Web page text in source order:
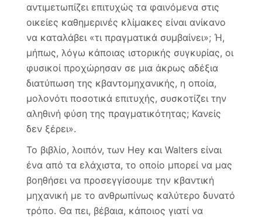
αντιμετωπίζει επιτυχώς τα φαινόμενα στις
οικείες καθημερινές κλίμακες είναι ανίκανο
να καταλάβει «τι πραγματικά συμβαίνει»; Ή,
μήπως, λόγω κάποιας ιστορικής συγκυρίας, οι
φυσικοί προχώρησαν σε μια άκρως αδέξια
διατύπωση της κβαντομηχανικής, η οποία,
μολονότι ποσοτικά επιτυχής, συσκοτίζει την
αληθινή φύση της πραγματικότητας; Κανείς
δεν ξέρει».
Το βιβλίο, λοιπόν, των Hey και Walters είναι
ένα από τα ελάχιστα, το οποίο μπορεί να μας
βοηθήσει να προσεγγίσουμε την κβαντική
μηχανική με το ανθρωπίνως καλύτερο δυνατό
τρόπο. Θα πει, βέβαια, κάποιος γιατί να